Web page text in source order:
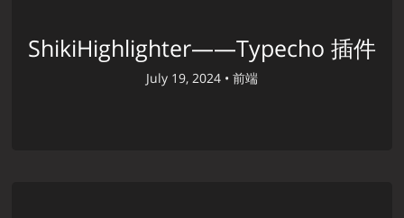
ShikiHighlighter——Typecho 插件
July 19, 2024 • 前端